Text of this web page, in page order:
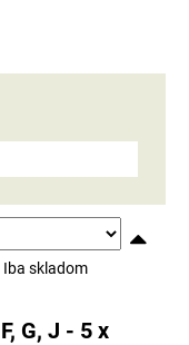
Iba skladom
G, J - 5 x